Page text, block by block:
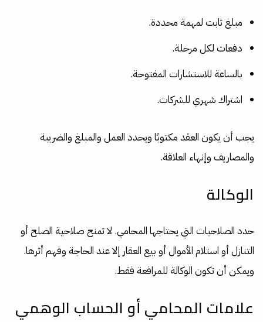
مبلغ ثابت لمهمة محددة.
دفعات لكل مرحلة.
بالساعة للاستشارات المفتوحة.
اشتراك شهري للشركات.
يجب أن يكون العقد مكتوبًا ويحدد العمل والمبلغ والضريبة
والمصاريف وإنهاء العلاقة.
الوكالة
حدد الصلاحيات التي يحتاجها المحامي. لا تمنح صلاحية الصلح أو
التنازل أو استلام الأموال أو بيع العقار إلا عند الحاجة وفهم أثرها.
ويمكن أن تكون الوكالة للمرافعة فقط.
علامات المحامي أو الحساب الوهمي